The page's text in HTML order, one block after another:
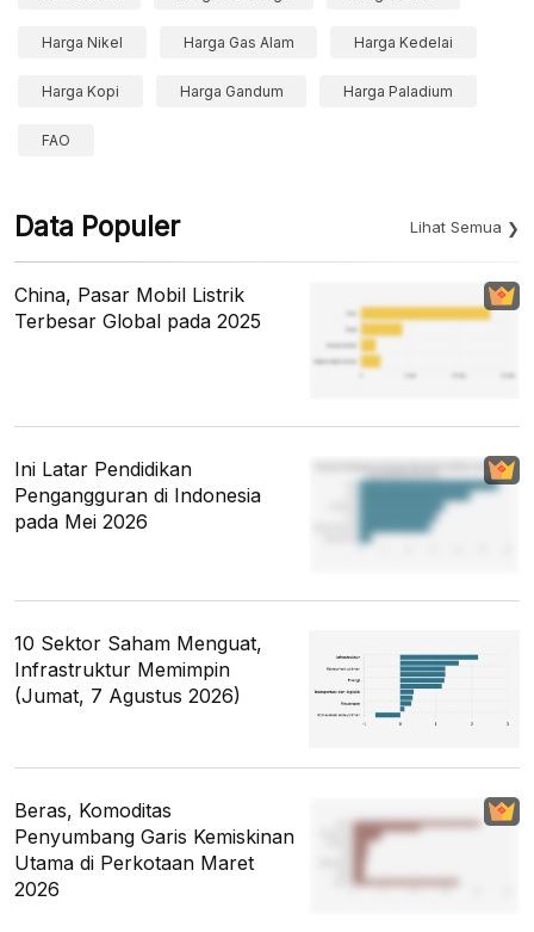
Harga Nikel Harga Gas Alam Harga Kedelai
Harga Kopi Harga Gandum Harga Paladium
FAO
Data Populer Lihat Semua
China, Pasar Mobil Listrik
Terbesar Global pada 2025
Ini Latar Pendidikan
Pengangguran di Indonesia
pada Mei 2026
10 Sektor Saham Menguat,
Infrastruktur Memimpin
(Jumat, 7 Agustus 2026)
Beras, Komoditas
Penyumbang Garis Kemiskinan
Utama di Perkotaan Maret
2026